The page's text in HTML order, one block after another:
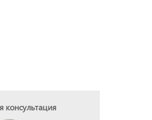
консультация